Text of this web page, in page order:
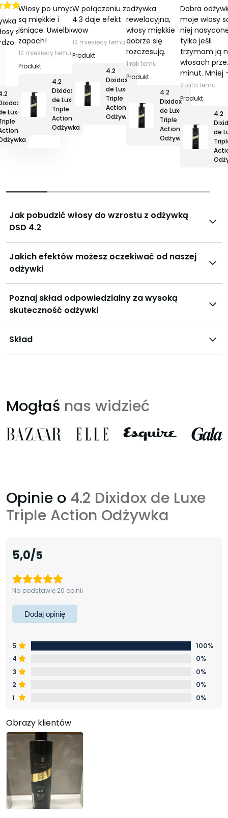
do
są
Luxe
5
Włosy po umyciu
są miękkie i
lśniące. Uwielbiam
zapach!
12 miesięcy temu
4.2
Dixidox
de Luxe
Triple
Action
Odżywka
Oceniono
5
W połączeniu z
4.3 daje efekt
wow
12 miesięcy temu
4.2
Dixidox
de Luxe
Triple
Action
Odżywka
Oceniono
5
odżywka
rewelacyjna,
włosy miękkie
dobrze się
rozczesują.
1 rok temu
4.2
Dixidox
de Luxe
Triple
Action
Odżywka
Oceniono
5
Dobra
moje włosy
niej
tylko jeśli
trzymam ją
włosach
minut. Mniej
2 lata temu
4.2
de
Jak pobudzić włosy do wzrostu z odżywką
DSD 4.2
Jakich efektów możesz oczekiwać od naszej
odżywki
Poznaj skład odpowiedzialny za wysoką
skuteczność odżywki
Skład
Mogłaś nas widzieć
Opinie o 4.2 Dixidox de Luxe
Triple Action Odżywka
5,0
Na podstawie 20 opinii
Dodaj opinię
5
100%
4
0%
3
0%
2
0%
1
0%
Obrazy klientów